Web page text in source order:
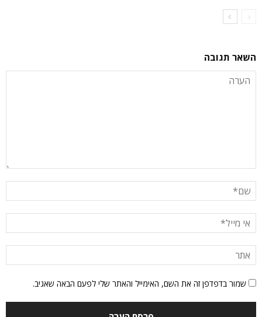
השאר תגובה
שמור בדפדפן זה את השם, האימייל והאתר שלי לפעם הבאה שאגיב.